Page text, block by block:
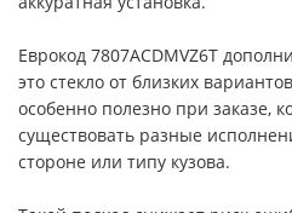
Еврокод 7807ACDMVZ6T
это стекло от близких
особенно полезно при заказе,
существовать разные
стороне или типу кузова.